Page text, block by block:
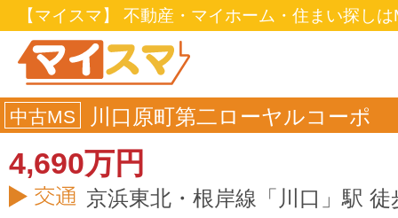
【マイスマ】 不動産・マイホーム・住まい探し
中古MS 川口原町第二ローヤルコーポ
4,690万円
京浜東北・根岸線「川口」駅 徒